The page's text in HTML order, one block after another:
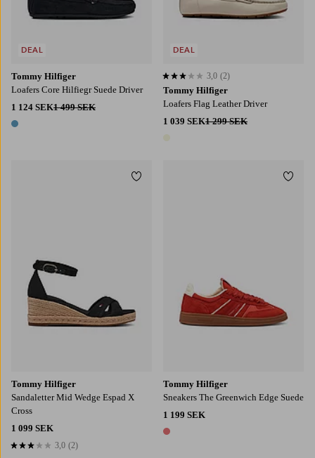
Tommy Hilfiger
Loafers Core Hilfiegr Suede Driver
1 124 SEK1 499 SEK
1 färg
DEAL
Tommy Hilfiger
Loafers Flag Leather Driver
1 039 SEK1 299 SEK
1 färg
3,0 baserat på 2 st betyg
3,0 (2)
DEAL
Tommy Hilfiger
Sandaletter Mid Wedge Espad X
Cross
1 099 SEK
3,0 baserat på 2 st betyg
3,0 (2)
Lägg till i favoriter
Tommy Hilfiger
Sneakers The Greenwich Edge Suede
1 199 SEK
1 färg